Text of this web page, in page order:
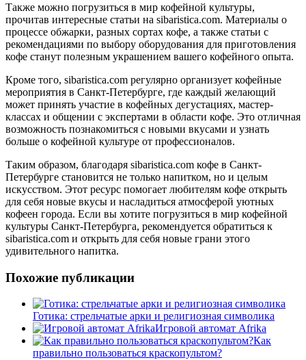
Также можно погрузиться в мир кофейной культуры,
прочитав интересные статьи на sibaristica.com. Материалы о
процессе обжарки, разных сортах кофе, а также статьи с
рекомендациями по выбору оборудования для приготовления
кофе станут полезным украшением вашего кофейного опыта.
Кроме того, sibaristica.com регулярно организует кофейные
мероприятия в Санкт-Петербурге, где каждый желающий
может принять участие в кофейных дегустациях, мастер-
классах и общении с экспертами в области кофе. Это отличная
возможность познакомиться с новыми вкусами и узнать
больше о кофейной культуре от профессионалов.
Таким образом, благодаря sibaristica.com кофе в Санкт-
Петербурге становится не только напитком, но и целым
искусством. Этот ресурс помогает любителям кофе открыть
для себя новые вкусы и насладиться атмосферой уютных
кофеен города. Если вы хотите погрузиться в мир кофейной
культуры Санкт-Петербурга, рекомендуется обратиться к
sibaristica.com и открыть для себя новые грани этого
удивительного напитка.
Похожие публикации
Готика: стрельчатые арки и религиозная символика
Игровой автомат Afrika
Как
правильно пользоваться краскопультом?